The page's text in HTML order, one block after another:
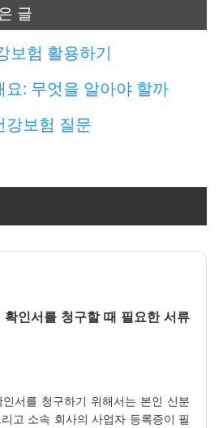
글
보험 활용하기
요: 무엇을 알아야 할까
강보험 질문
인서를 청구할 때 필요한 서류
서를 청구하기 위해서는 본인 신분
고 소속 회사의 사업자 등록증이 필